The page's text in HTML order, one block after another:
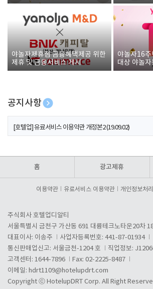
야놀자제휴점 금융혜택제공 위한
제휴 및 금융서비스 게시
야놀자16주
대상 야놀
폰 증정
공지사항
[호텔업] 개인정보 처리방침 개정본1 (19.09.02)
[호텔업] 유료서비스 이용약관 개정본2 (19.09.02)
홈 광고제휴
이용약관 유료서비스 이용약관 개인정보처
주식회사 호텔업디알티
서울특별시 금천구 가산동 691 대륭테크노타운20차
대표이사: 이송주
사업자등록번호: 441-87-01934
통신판매업신고: 서울금천-1204 호
직업정보:
고객센터: 1644-7896
Fax: 02-2225-8487
이메일: hdrt1109@hotelupdrt.com
Copyright ⓒ HotelupDRT Corp. All Right